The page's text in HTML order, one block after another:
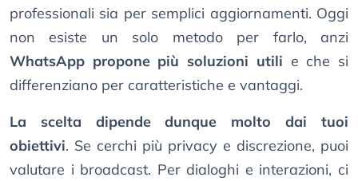
professionali sia per semplici aggiornamenti. Oggi
non esiste un solo metodo per farlo, anzi
WhatsApp propone più soluzioni utili e che si
differenziano per caratteristiche e vantaggi.
La scelta dipende dunque molto dai tuoi
obiettivi. Se cerchi più privacy e discrezione, puoi
valutare i broadcast. Per dialoghi e interazioni, ci